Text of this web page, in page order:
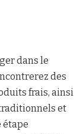
dans le
des
frais, ainsi
et
étape